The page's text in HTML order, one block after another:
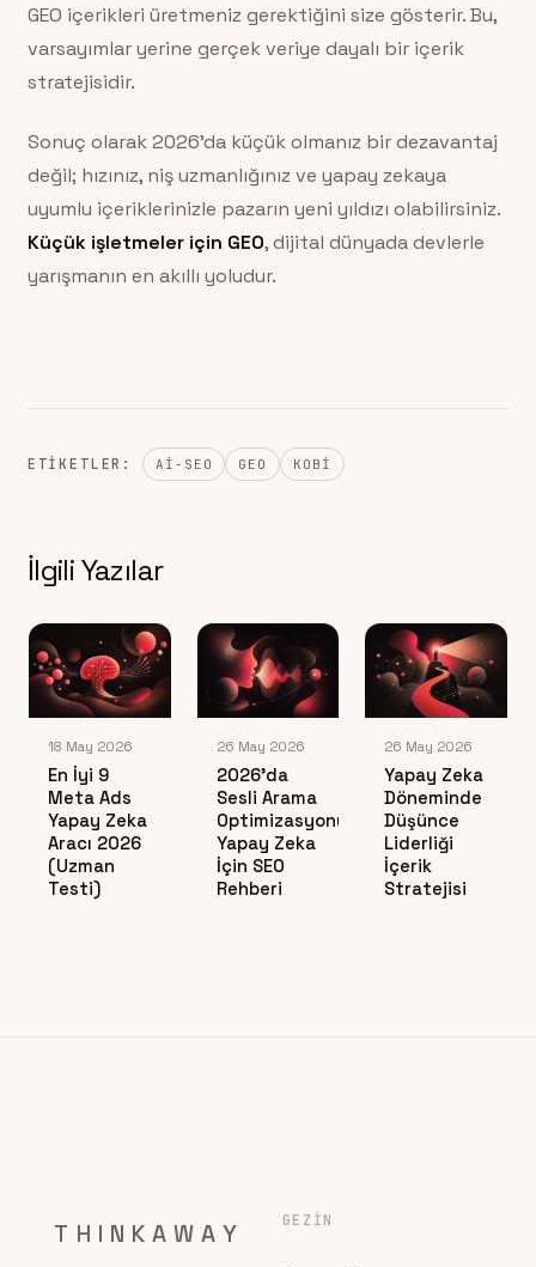
GEO içerikleri üretmeniz gerektiğini size gösterir. Bu,
varsayımlar yerine gerçek veriye dayalı bir içerik
stratejisidir.
Sonuç olarak 2026’da küçük olmanız bir dezavantaj
değil; hızınız, niş uzmanlığınız ve yapay zekaya
uyumlu içeriklerinizle pazarın yeni yıldızı olabilirsiniz.
Küçük işletmeler için GEO, dijital dünyada devlerle
yarışmanın en akıllı yoludur.
ETIKETLER: AI-SEO GEO KOBI
İlgili Yazılar
18 May 2026
En İyi 9
Meta Ads
Yapay Zeka
Aracı 2026
(Uzman
Testi)
26 May 2026
2026’da
Sesli Arama
Optimizasyonu:
Yapay Zeka
İçin SEO
Rehberi
26 May 2026
Yapay Zeka
Döneminde
Düşünce
Liderliği
İçerik
Stratejisi
THINKAWAY GEZIN